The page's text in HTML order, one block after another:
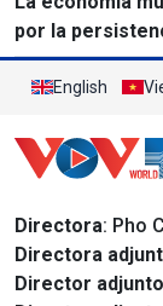
por la
English
Directora: Pho
Directora
Director